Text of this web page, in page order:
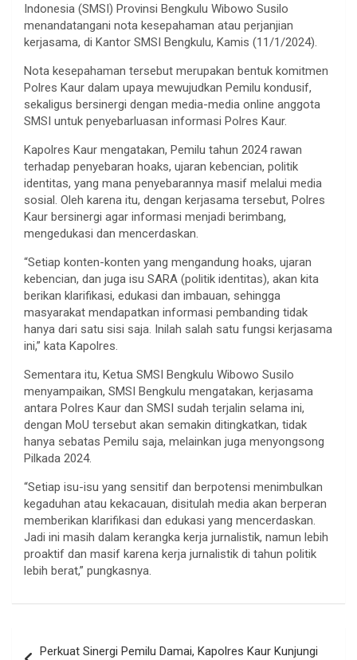
Indonesia (SMSI) Provinsi Bengkulu Wibowo Susilo
menandatangani nota kesepahaman atau perjanjian
kerjasama, di Kantor SMSI Bengkulu, Kamis (11/1/2024).
Nota kesepahaman tersebut merupakan bentuk komitmen
Polres Kaur dalam upaya mewujudkan Pemilu kondusif,
sekaligus bersinergi dengan media-media online anggota
SMSI untuk penyebarluasan informasi Polres Kaur.
Kapolres Kaur mengatakan, Pemilu tahun 2024 rawan
terhadap penyebaran hoaks, ujaran kebencian, politik
identitas, yang mana penyebarannya masif melalui media
sosial. Oleh karena itu, dengan kerjasama tersebut, Polres
Kaur bersinergi agar informasi menjadi berimbang,
mengedukasi dan mencerdaskan.
“Setiap konten-konten yang mengandung hoaks, ujaran
kebencian, dan juga isu SARA (politik identitas), akan kita
berikan klarifikasi, edukasi dan imbauan, sehingga
masyarakat mendapatkan informasi pembanding tidak
hanya dari satu sisi saja. Inilah salah satu fungsi kerjasama
ini,” kata Kapolres.
Sementara itu, Ketua SMSI Bengkulu Wibowo Susilo
menyampaikan, SMSI Bengkulu mengatakan, kerjasama
antara Polres Kaur dan SMSI sudah terjalin selama ini,
dengan MoU tersebut akan semakin ditingkatkan, tidak
hanya sebatas Pemilu saja, melainkan juga menyongsong
Pilkada 2024.
“Setiap isu-isu yang sensitif dan berpotensi menimbulkan
kegaduhan atau kekacauan, disitulah media akan berperan
memberikan klarifikasi dan edukasi yang mencerdaskan.
Jadi ini masih dalam kerangka kerja jurnalistik, namun lebih
proaktif dan masif karena kerja jurnalistik di tahun politik
lebih berat,” pungkasnya.
Perkuat Sinergi Pemilu Damai, Kapolres Kaur Kunjungi